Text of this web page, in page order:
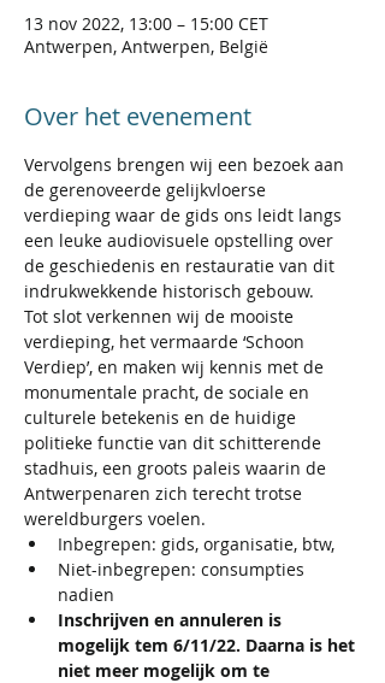
13 nov 2022, 13:00 – 15:00 CET
Antwerpen, Antwerpen, België
Over het evenement
Vervolgens brengen wij een bezoek aan
de gerenoveerde gelijkvloerse
verdieping waar de gids ons leidt langs
een leuke audiovisuele opstelling over
de geschiedenis en restauratie van dit
indrukwekkende historisch gebouw.
Tot slot verkennen wij de mooiste
verdieping, het vermaarde ‘Schoon
Verdiep’, en maken wij kennis met de
monumentale pracht, de sociale en
culturele betekenis en de huidige
politieke functie van dit schitterende
stadhuis, een groots paleis waarin de
Antwerpenaren zich terecht trotse
wereldburgers voelen.
Inbegrepen: gids, organisatie, btw,
Niet-inbegrepen: consumpties
nadien
Inschrijven en annuleren is
mogelijk tem 6/11/22. Daarna is het
niet meer mogelijk om te